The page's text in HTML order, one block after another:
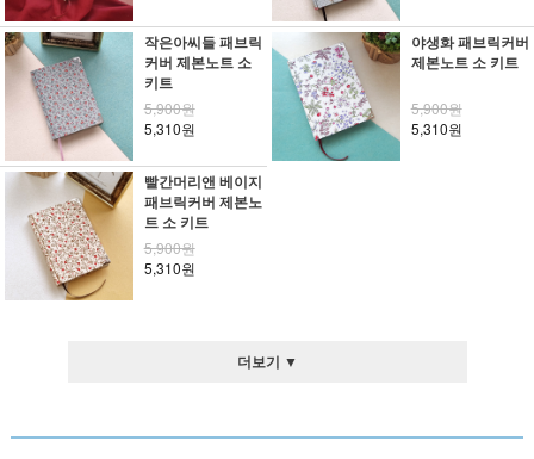
작은아씨들 패브릭
커버 제본노트 소
키트
5,900원
5,310원
야생화 패브릭커버
제본노트 소 키트
5,900원
5,310원
빨간머리앤 베이지
패브릭커버 제본노
트 소 키트
5,900원
5,310원
더보기 ▼